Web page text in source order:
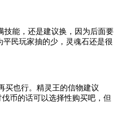
技能，还是建议换，因为后面要
民玩家抽的少，灵魂石还是很
买也行。精灵王的信物建议
币的话可以选择性购买吧，但